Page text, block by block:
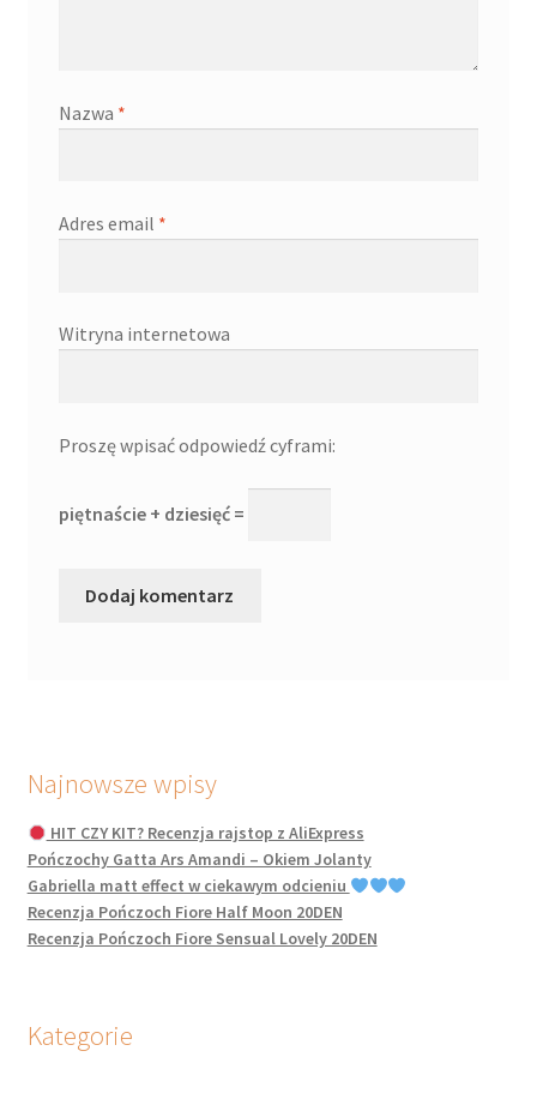
Nazwa *
Adres email *
Witryna internetowa
Proszę wpisać odpowiedź cyframi:
piętnaście + dziesięć =
Najnowsze wpisy
HIT CZY KIT? Recenzja rajstop z AliExpress
Pończochy Gatta Ars Amandi – Okiem Jolanty
Gabriella matt effect w ciekawym odcieniu
Recenzja Pończoch Fiore Half Moon 20DEN
Recenzja Pończoch Fiore Sensual Lovely 20DEN
Kategorie